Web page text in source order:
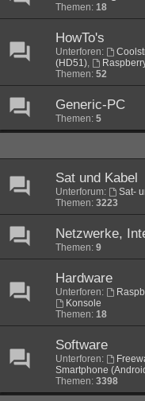
Themen: 18
HowTo's
Unterforen:
(HD51),
Themen: 52
Generic-PC
Themen: 5
Sat und Kabel
Unterforum:
Sat-
Themen: 3223
Netzwerke,
Themen: 9
Hardware
Unterforen:
Konsole
Themen: 18
Software
Unterforen:
Smartphone
Themen: 3398